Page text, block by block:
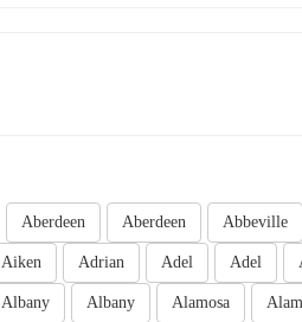
Abbeville
Aberdeen
Aberdeen
Adel
Adel
Adrian
Aiken
Alamosa
Albany
Albany